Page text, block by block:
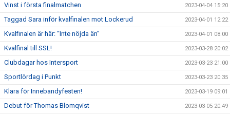
Vinst i första finalmatchen 2023-04-04 15:20
Taggad Sara inför kvalfinalen mot Lockerud 2023-04-01 12:22
Kvalfinalen är här: “Inte nöjda än” 2023-04-01 08:00
Kvalfinal till SSL! 2023-03-28 20:02
Clubdagar hos Intersport 2023-03-23 21:00
Sportlördag i Punkt 2023-03-23 20:35
Klara för Innebandyfesten! 2023-03-19 09:01
Debut för Thomas Blomqvist 2023-03-05 20:49